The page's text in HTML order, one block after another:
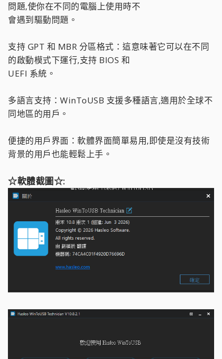
問題,使你在不同的電腦上使用時不
會遇到驅動問題。
支持 GPT 和 MBR 分區格式：這意味著它可以在不同
的啟動模式下運行,支持 BIOS 和
UEFI 系統。
多語言支持：WinToUSB 支援多種語言,適用於全球不
同地區的用戶。
便捷的用戶界面：軟體界面簡單易用,即使是沒有技術
背景的用戶也能輕鬆上手。
☆軟體截圖☆: